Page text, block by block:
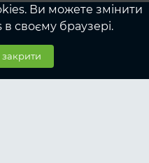
Ви можете змінити
своєму браузері.